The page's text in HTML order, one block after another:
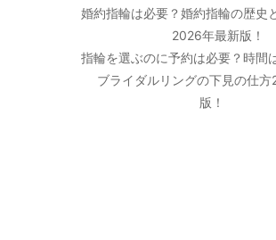
婚約指輪は必要？婚約指輪の歴史
2026年最新版！
指輪を選ぶのに予約は必要？時間
ブライダルリングの下見の仕
版！